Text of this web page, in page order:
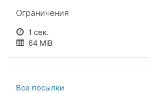
Ограничения
1 сек.
64 MiB
Все посылки